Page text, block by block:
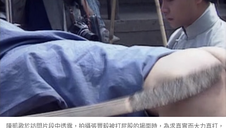
陳凱歌於訪問片段中透露，拍攝張豐毅被打屁股的場面時，為求真實而大力真打，